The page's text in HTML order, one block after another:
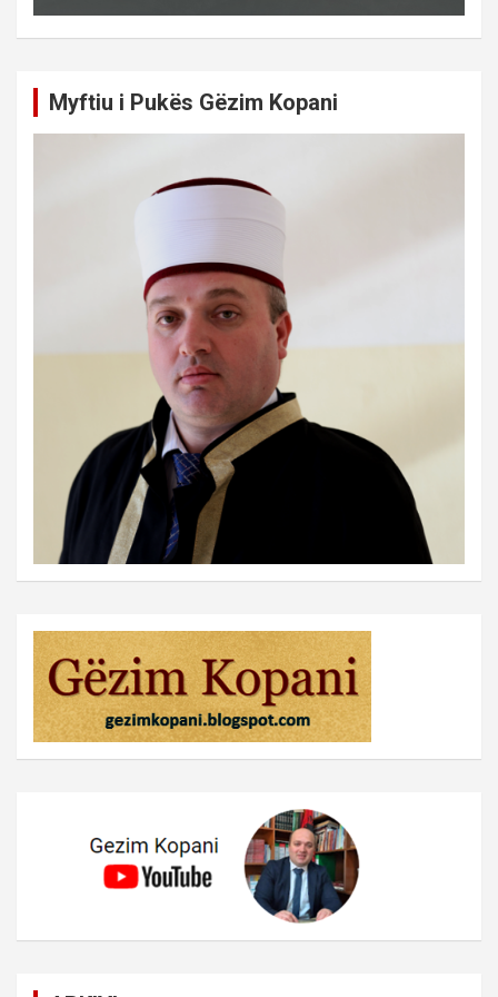
Myftiu i Pukës Gëzim Kopani